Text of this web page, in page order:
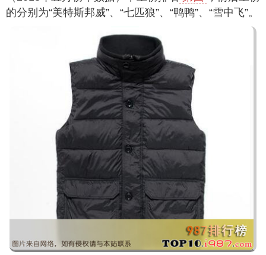
的分别为“美特斯邦威”、“七匹狼”、“鸭鸭”、“雪中飞”。